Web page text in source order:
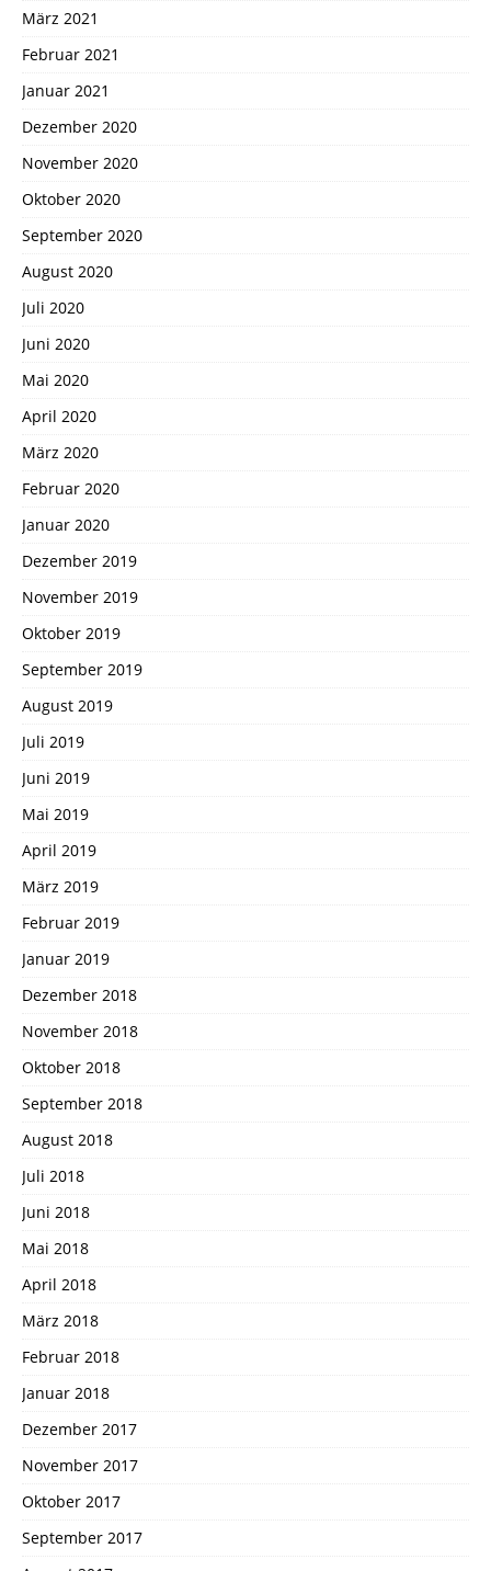
März 2021
Februar 2021
Januar 2021
Dezember 2020
November 2020
Oktober 2020
September 2020
August 2020
Juli 2020
Juni 2020
Mai 2020
April 2020
März 2020
Februar 2020
Januar 2020
Dezember 2019
November 2019
Oktober 2019
September 2019
August 2019
Juli 2019
Juni 2019
Mai 2019
April 2019
März 2019
Februar 2019
Januar 2019
Dezember 2018
November 2018
Oktober 2018
September 2018
August 2018
Juli 2018
Juni 2018
Mai 2018
April 2018
März 2018
Februar 2018
Januar 2018
Dezember 2017
November 2017
Oktober 2017
September 2017